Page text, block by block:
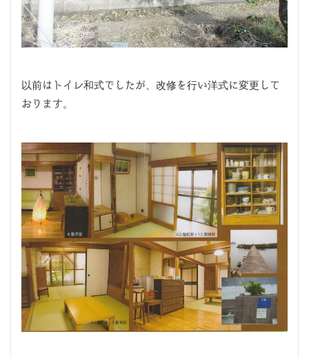
以前はトイレ和式でしたが、改修を行い洋式に変更して
おります。